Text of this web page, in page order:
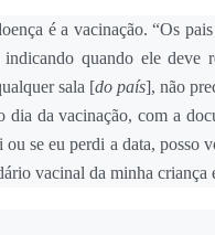
é a vacinação. “Os
quando ele deve
sala [do país], não
da vacinação, com a
se eu perdi a data, posso
vacinal da minha criança